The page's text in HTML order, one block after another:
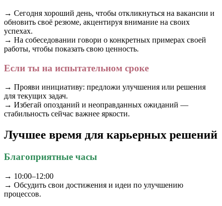
→ Сегодня хороший день, чтобы откликнуться на вакансии и
обновить своё резюме, акцентируя внимание на своих
успехах.
→ На собеседовании говори о конкретных примерах своей
работы, чтобы показать свою ценность.
Если ты на испытательном сроке
→ Прояви инициативу: предложи улучшения или решения
для текущих задач.
→ Избегай опозданий и неоправданных ожиданий —
стабильность сейчас важнее яркости.
Лучшее время для карьерных решений
Благоприятные часы
→ 10:00–12:00
→ Обсудить свои достижения и идеи по улучшению
процессов.